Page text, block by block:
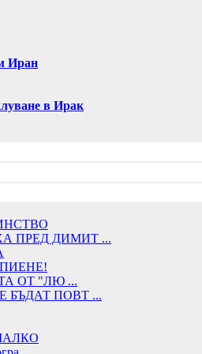
Иран
в Ирак
ПРЕД ДИМИТ ...
ОТ "ЛЮ ...
БЪДАТ ПОВТ ...